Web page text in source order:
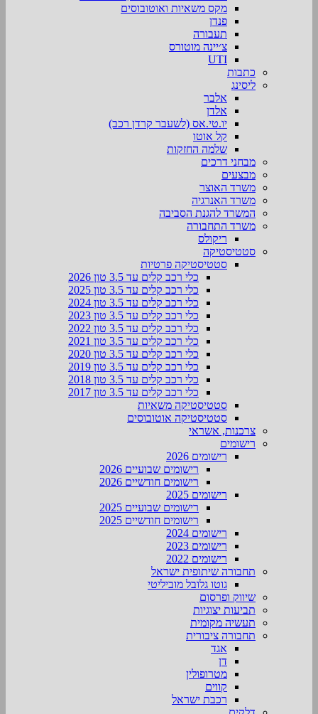
מקס משאיות ואוטובוסים
פנדן
תעבורה
צ׳יינה מוטורס
UTI
כתבות
ליסינג
אלבר
אלדן
יו.טי.אס (לשעבר קרדן רכב)
קל אוטו
שלמה החזקות
מבחני דרכים
מבצעים
משרד האוצר
משרד האנרגיה
המשרד להגנת הסביבה
משרד התחבורה
ריקולס
סטטיסטיקה
סטטיסטיקה פרטיות
כלי רכב קלים עד 3.5 טון 2026
כלי רכב קלים עד 3.5 טון 2025
כלי רכב קלים עד 3.5 טון 2024
כלי רכב קלים עד 3.5 טון 2023
כלי רכב קלים עד 3.5 טון 2022
כלי רכב קלים עד 3.5 טון 2021
כלי רכב קלים עד 3.5 טון 2020
כלי רכב קלים עד 3.5 טון 2019
כלי רכב קלים עד 3.5 טון 2018
כלי רכב קלים עד 3.5 טון 2017
סטטיסטיקה משאיות
סטטיסטיקה אוטובוסים
צרכנות, אשראי
רישומים
רישומים 2026
רישומים שבועיים 2026
רישומים חודשיים 2026
רישומים 2025
רישומים שבועיים 2025
רישומים חודשיים 2025
רישומים 2024
רישומים 2023
רישומים 2022
תחבורה שיתופית ישראל
גוטו גלובל מוביליטי
שיווק ופרסום
תביעות יצוגיות
תעשיה מקומית
תחבורה ציבורית
אגד
דן
מטרופולין
קווים
רכבת ישראל